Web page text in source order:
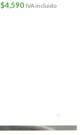
$4,590 IVA incluido